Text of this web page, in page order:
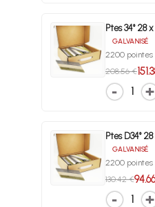
Ptes 34° 28
GALVANISÉ
2200 pointes
208.56 €
1
Ptes D34°
GALVANISÉ
2200 pointes
130.42 €
1